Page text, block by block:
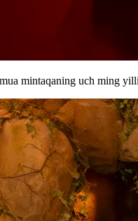
mintaqaning uch ming